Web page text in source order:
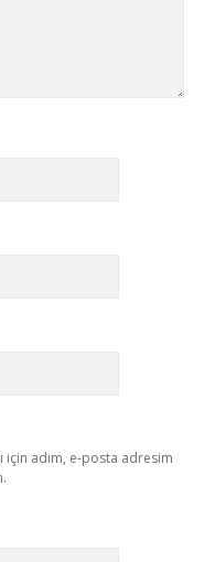
için adım, e-posta adresim